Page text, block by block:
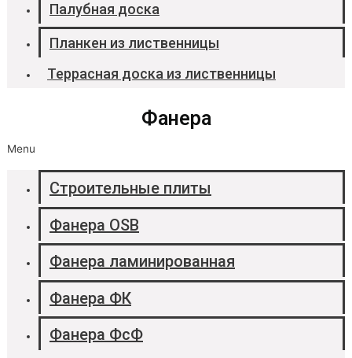
Палубная доска
Планкен из лиственницы
Террасная доска из лиственницы
Фанера
Menu
Строительные плиты
Фанера OSB
Фанера ламинированная
Фанера ФК
Фанера ФсФ